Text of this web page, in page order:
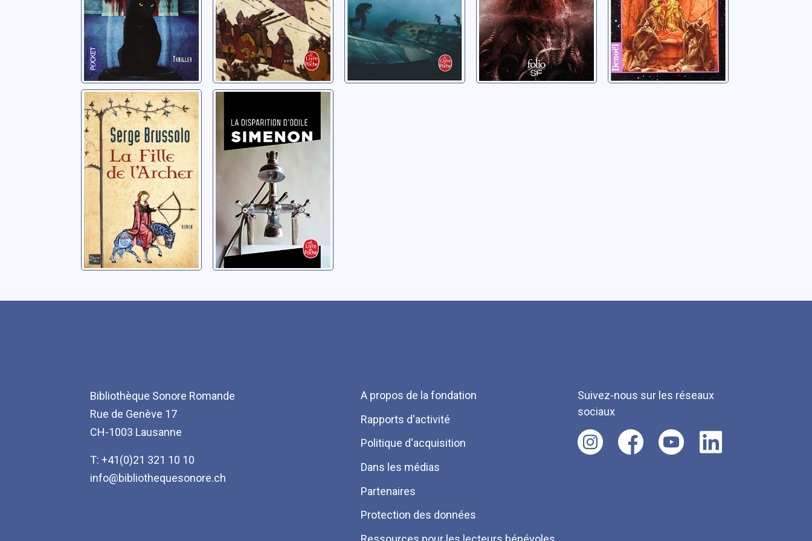
La fille de
l'archer: roman
Brussolo, Serge
d'Odile
Simenon, Georges
Bibliothèque Sonore Romande
Rue de Genève 17
CH-1003 Lausanne
T: +41(0)21 321 10 10
info@bibliothequesonore.ch
Menu
Pied
de
page
A propos de la fondation
Rapports d'activité
Politique d'acquisition
Dans les médias
Partenaires
Protection des données
Suivez-nous sur les réseaux
sociaux